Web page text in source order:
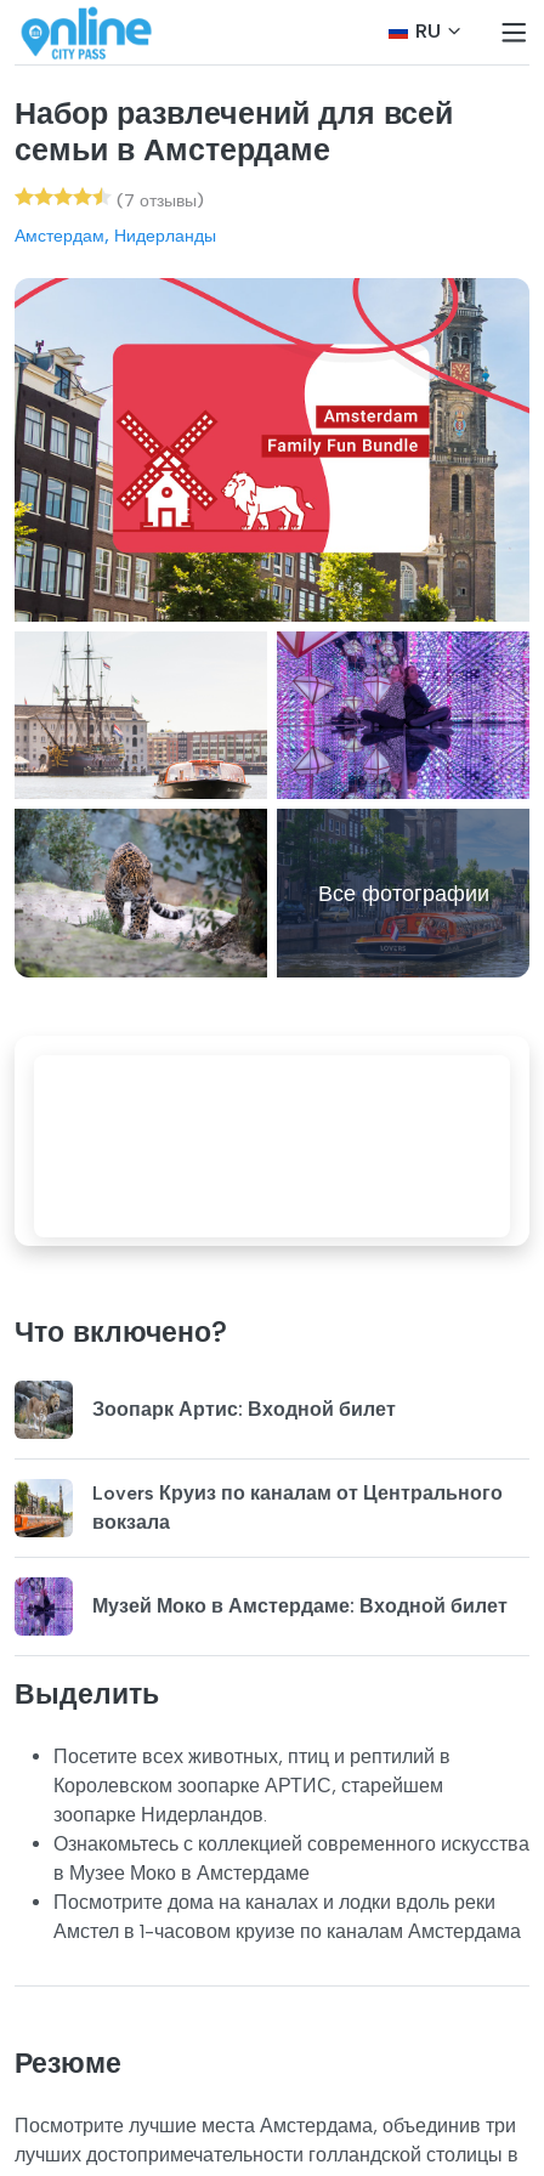
RU
Набор развлечений для всей
семьи в Амстердаме
(7 отзывы)
Амстердам, Нидерланды
Все фотографии
Что включено?
Зоопарк Артис: Входной билет
Lovers Круиз по каналам от Центрального
вокзала
Музей Моко в Амстердаме: Входной билет
Выделить
Посетите всех животных, птиц и рептилий в
Королевском зоопарке АРТИС, старейшем
зоопарке Нидерландов.
Ознакомьтесь с коллекцией современного искусства
в Музее Моко в Амстердаме
Посмотрите дома на каналах и лодки вдоль реки
Амстел в 1-часовом круизе по каналам Амстердама
Резюме
Посмотрите лучшие места Амстердама, объединив три
лучших достопримечательности голландской столицы в